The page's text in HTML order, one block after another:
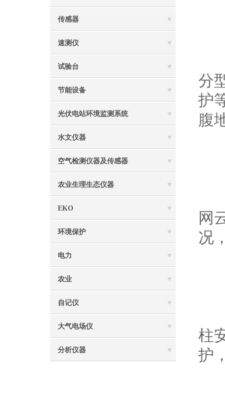
传感器
速测仪
试验台
节能设备
光伏电站环境监测系统
水文仪器
空气检测仪器及传感器
农业生理生态仪器
EKO
环境保护
电力
农业
自记仪
大气电场仪
分析仪器
分
护
腹
网
况
柱
护